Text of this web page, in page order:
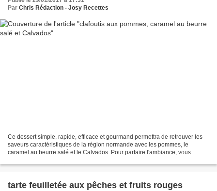
Par Chris Rédaction - Josy Recettes
Ce dessert simple, rapide, efficace et gourmand permettra de retrouver les
saveurs caractéristiques de la région normande avec les pommes, le
caramel au beurre salé et le Calvados. Pour parfaire l'ambiance, vous
tarte feuilletée aux pêches et fruits rouges